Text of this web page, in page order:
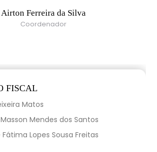
Airton Ferreira da Silva
Coordenador
FISCAL
Matos
Mendes dos Santos
Lopes Sousa Freitas